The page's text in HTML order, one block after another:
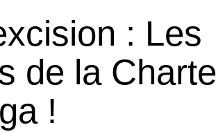
: Les
de la Charte
!